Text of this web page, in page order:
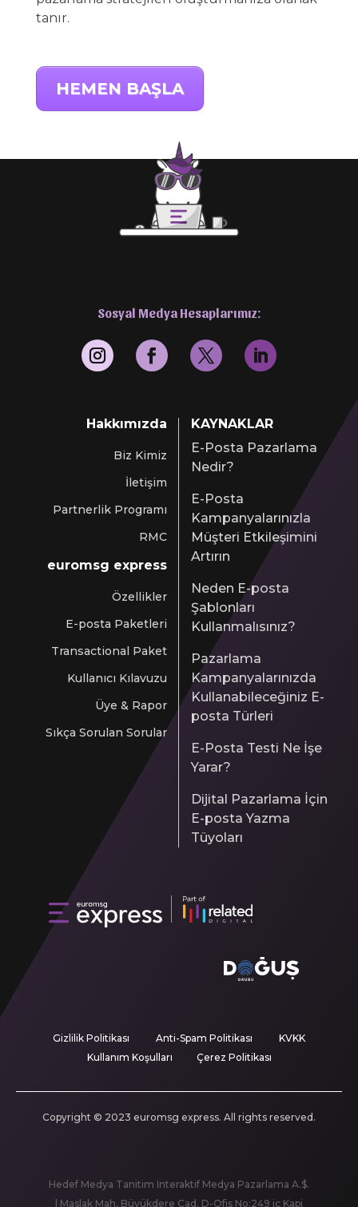
tanır.
HEMEN BAŞLA
Hakkımızda
Biz Kimiz
İletişim
Partnerlik Programı
RMC
euromsg express
Özellikler
E-posta Paketleri
Transactional Paket
Kullanıcı Kılavuzu
Üye & Rapor
Sıkça Sorulan Sorular
Sosyal Medya Hesaplarımız:
KAYNAKLAR
E-Posta Pazarlama
Nedir?
E-Posta
Kampanyalarınızla
Müşteri Etkileşimini
Artırın
Neden E-posta
Şablonları
Kullanmalısınız?
Pazarlama
Kampanyalarınızda
Kullanabileceğiniz E-
posta Türleri
E-Posta Testi Ne İşe
Yarar?
Dijital Pazarlama İçin
E-posta Yazma
Tüyoları
Gizlilik Politikası Anti-Spam Politikası
KVKK
Kullanım Koşulları
Çerez Politikası
Copyright © 2023 euromsg express. All rights reserved.
Hedef Medya Tanitim Interaktif Medya Pazarlama A.$.
| Maslak Mah, Büyükdere Cad. D-Ofis No:249 iç Kapi